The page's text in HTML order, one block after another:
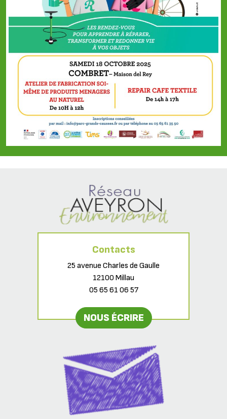
Contacts
25 avenue Charles de Gaulle
12100 Millau
05 65 61 06 57
NOUS ÉCRIRE